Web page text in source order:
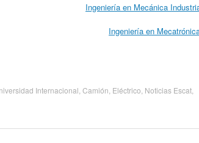
Ingeniería en Mecánica
Ingeniería en
Internacional Camión Eléctrico Noticias Escat